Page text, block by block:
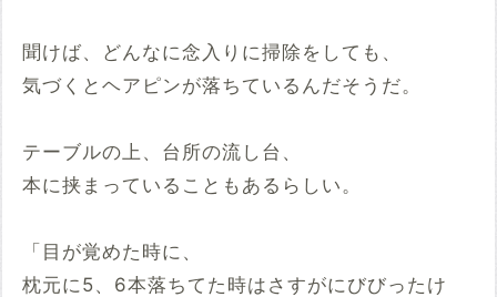
聞けば、どんなに念入りに掃除をしても、
気づくとヘアピンが落ちているんだそうだ。
テーブルの上、台所の流し台、
本に挟まっていることもあるらしい。
「目が覚めた時に、
枕元に5、6本落ちてた時はさすがにびびったけ